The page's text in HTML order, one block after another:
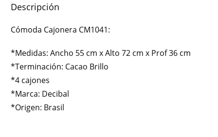
Descripción
Cómoda Cajonera CM1041:
*Medidas: Ancho 55 cm x Alto 72 cm x Prof 36 cm
*Terminación: Cacao Brillo
*4 cajones
*Marca: Decibal
*Origen: Brasil